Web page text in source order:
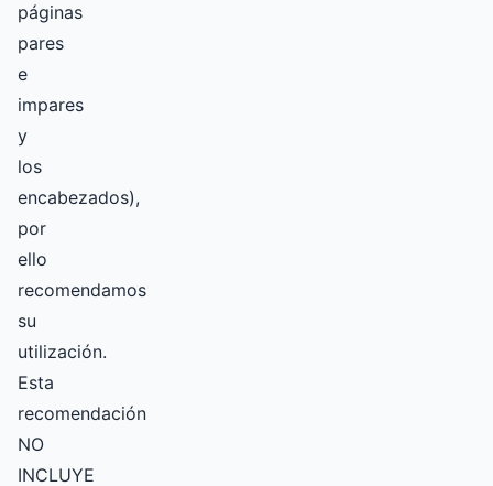
páginas
pares
e
impares
y
los
encabezados),
por
ello
recomendamos
su
utilización.
Esta
recomendación
NO
INCLUYE